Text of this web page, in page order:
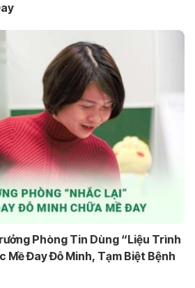
Phòng Tin Dùng “Liệu Trình
Mề Đay Đỗ Minh, Tạm Biệt Bệnh